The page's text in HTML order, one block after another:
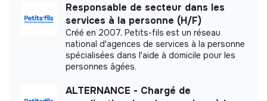
Responsable de secteur dans les
services à la personne (H/F)
Créé en 2007, Petits-fils est un réseau
national d'agences de services à la personne
spécialisées dans l'aide à domicile pour les
personnes âgées.
ALTERNANCE - Chargé de